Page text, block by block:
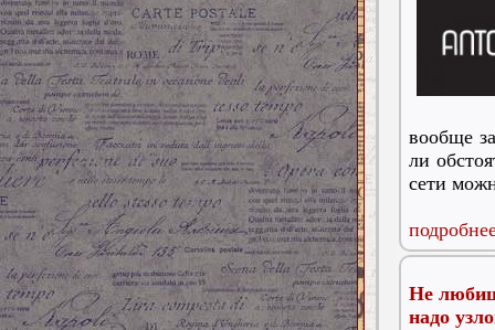
вообще
ли
сети
Не
надо